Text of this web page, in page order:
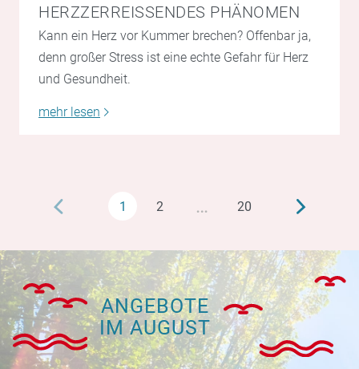
HERZZERREISSENDES PHÄNOMEN
Kann ein Herz vor Kummer brechen? Offenbar ja,
denn großer Stress ist eine echte Gefahr für Herz
und Gesundheit.
mehr lesen
1 2 … 20
ANGEBOTE
IM AUGUST